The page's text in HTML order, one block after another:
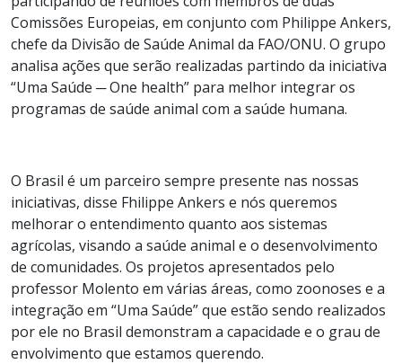
Comissões Europeias, em conjunto com Philippe Ankers,
chefe da Divisão de Saúde Animal da FAO/ONU. O grupo
analisa ações que serão realizadas partindo da iniciativa
“Uma Saúde ─ One health” para melhor integrar os
programas de saúde animal com a saúde humana.
O Brasil é um parceiro sempre presente nas nossas
iniciativas, disse Fhilippe Ankers e nós queremos
melhorar o entendimento quanto aos sistemas
agrícolas, visando a saúde animal e o desenvolvimento
de comunidades. Os projetos apresentados pelo
professor Molento em várias áreas, como zoonoses e a
integração em “Uma Saúde” que estão sendo realizados
por ele no Brasil demonstram a capacidade e o grau de
envolvimento que estamos querendo.